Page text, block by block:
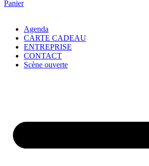
Panier
Agenda
CARTE CADEAU
ENTREPRISE
CONTACT
Scène ouverte